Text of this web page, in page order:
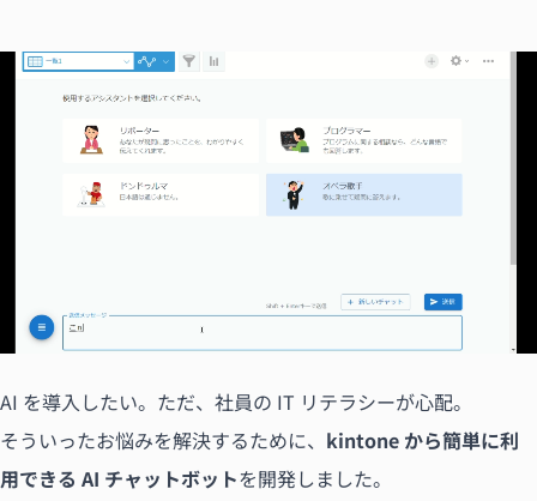
AI を導入したい。ただ、社員の IT リテラシーが心配。
そういったお悩みを解決するために、 kintone から簡単に利
用できる AI チャットボットを開発しました。